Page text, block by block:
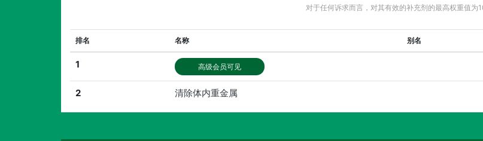
对于任何诉求而言，对其有效的补充剂的最高权重值为
排名 名称 别名
1 高级会员可见
2 清除体内重金属